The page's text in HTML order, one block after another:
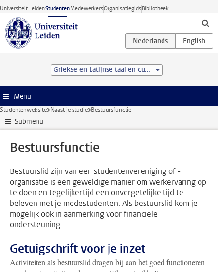
Ga direct naar de inhoud
Universiteit LeidenStudentenMedewerkersOrganisatiegidsBibliotheek
Griekse en Latijnse taal en cultuur (BA)
Menu
Studentenwebsite Naast je studie Bestuursfunctie
Submenu
Bestuursfunctie
Bestuurslid zijn van een studentenvereniging of -
organisatie is een geweldige manier om werkervaring op
te doen en tegelijkertijd een onvergetelijke tijd te
beleven met je medestudenten. Als bestuurslid kom je
mogelijk ook in aanmerking voor financiële
ondersteuning.
Getuigschrift voor je inzet
Activiteiten als bestuurslid dragen bij aan het goed functioneren